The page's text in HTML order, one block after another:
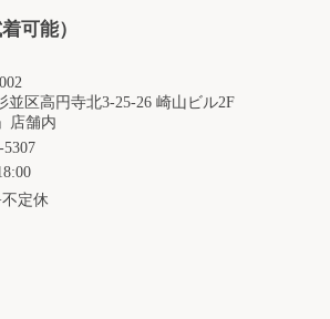
可能）
並区高円寺北3-25-26 崎山ビル2F
店舗内
5307
定休